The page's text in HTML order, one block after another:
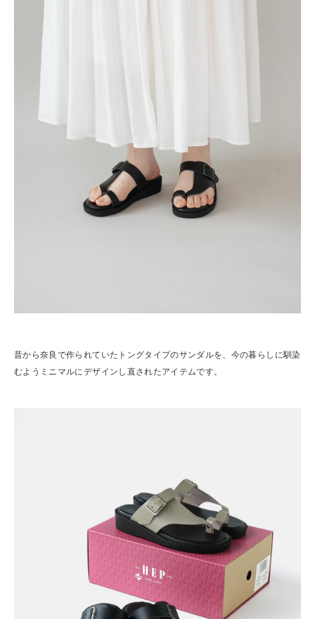
昔から奈良で作られていたトングタイプのサンダルを、今の暮らしに馴染
むようミニマルにデザインし直されたアイテムです。